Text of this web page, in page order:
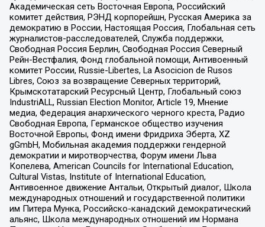
Академическая сеть Восточная Европа, Российский
комитет действия, РЭНД корпорейшн, Русская Америка за
демократию в России, Настоящая Россия, Глобальная сеть
журналистов-расследователей, Служба поддержки,
Свободная Россия Берлин, Свободная Россия Северный
Рейн-Вестфалия, Фонд глобальной помощи, Антивоенный
комитет России, Russie-Libertes, La Asocicion de Rusos
Libres, Союз за возвращение Северных территорий,
Крымскотатарский Ресурсный Центр, Глобальный союз
IndustriALL, Russian Election Monitor, Article 19, Мнение
медиа, Федерация анархического черного креста, Радио
Свободная Европа, Германское общество изучения
Восточной Европы, Фонд имени Фридриха Эберта, XZ
gGmbH, Мобильная академия поддержки гендерной
демократии и миротворчества, Форум имени Льва
Копелева, American Councils for International Education,
Cultural Vistas, Institute of International Education,
Антивоенное движение Антальи, Открытый диалог, Школа
международных отношений и государственной политики
им Питера Мунка, Российско-канадский демократический
альянс, Школа международных отношений им Нормана